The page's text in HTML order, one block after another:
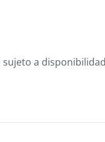
a